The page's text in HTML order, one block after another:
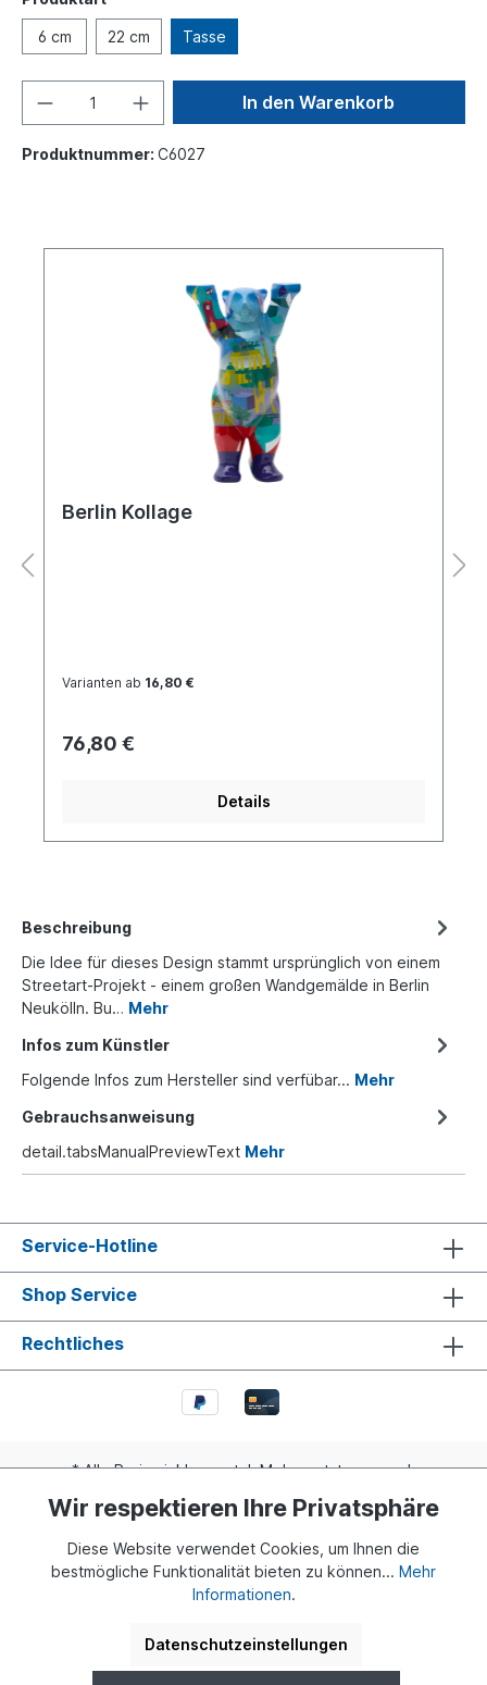
6 cm 22 cm Tasse
In den Warenkorb
Produktnummer: C6027
Berlin Kollage
Varianten ab 16,80 €
76,80 €
Details
Beschreibung
Die Idee für dieses Design stammt ursprünglich von einem
Streetart-Projekt - einem großen Wandgemälde in Berlin
Neukölln. Bu… Mehr
Infos zum Künstler
Folgende Infos zum Hersteller sind verfübar... Mehr
Gebrauchsanweisung
detail.tabsManualPreviewText Mehr
Service-Hotline
Shop Service
Rechtliches
* Alle Preise inkl. gesetzl. Mehrwertsteuer zzgl.
anders angegeben.
Realisiert mit Shopware
© 2024 Buddy Bär Berlin GmbH | Eine Initiative von Dr. Klaus
Wir respektieren Ihre Privatsphäre
Diese Website verwendet Cookies, um Ihnen die
bestmögliche Funktionalität bieten zu können... Mehr
Informationen.
Datenschutzeinstellungen